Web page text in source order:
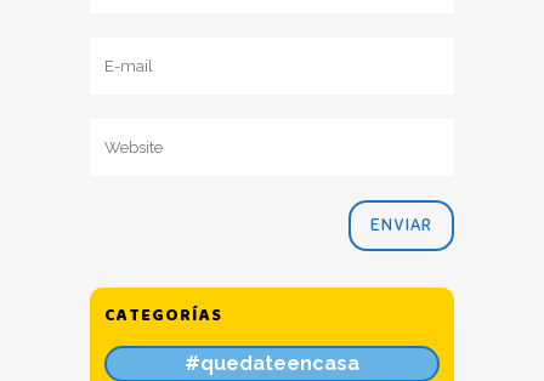
CATEGORÍAS
#quedateencasa